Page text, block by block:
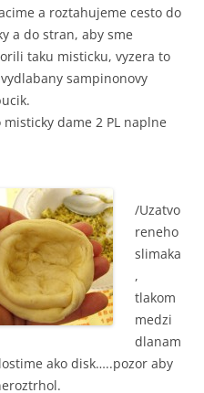
a roztahujeme cesto do
a do stran, aby sme
taku misticku, vyzera to
sampinonovy
misticky dame 2 PL naplne
/Uzatvo
reneho
slimaka
,
tlakom
medzi
dlanam
ako disk…..pozor aby